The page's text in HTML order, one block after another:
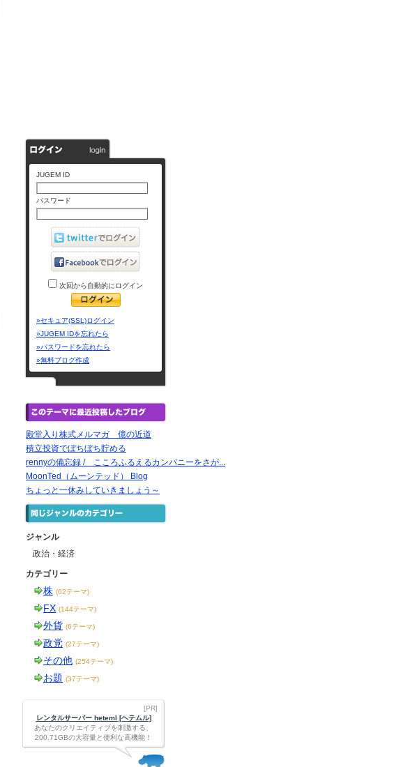
JUGEM ID
パスワード
次回から自動的にログイン
»セキュア(SSL)ログイン
»JUGEM IDを忘れたら
»パスワードを忘れたら
»無料ブログ作成
殿堂入り株式メルマガ 億の近道
積立投資でぼちぼち貯める
rennyの備忘録 / こころふるえるカンパニーをさが...
MoonTed（ムーンテッド） Blog
ちょっと一休みしていきましょう～
ジャンル
政治・経済
カテゴリー
株 (62テーマ)
FX (144テーマ)
外貨 (6テーマ)
政党 (27テーマ)
その他 (254テーマ)
お題 (37テーマ)
[PR]
レンタルサーバー heteml [ヘテムル]
あなたのクリエイティブを刺激する、
200.71GBの大容量と便利な高機能！